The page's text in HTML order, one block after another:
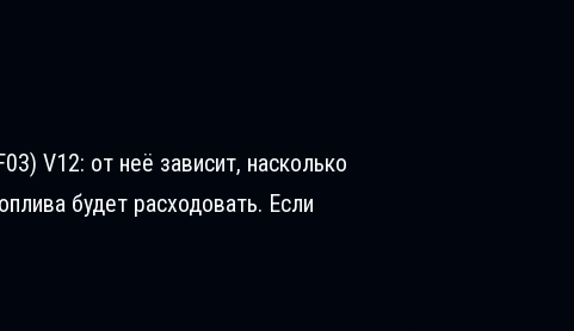
V12: от неё зависит, насколько
будет расходовать. Если